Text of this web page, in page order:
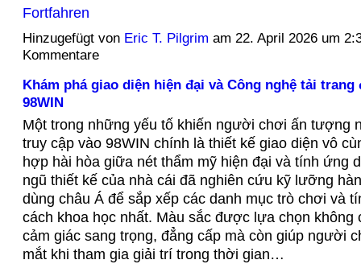
Fortfahren
Hinzugefügt von Eric T. Pilgrim am 22. April 2026 um
Kommentare
Khám phá giao diện hiện đại và Công nghệ tải trang
98WIN
Một trong những yếu tố khiến người chơi ấn tượng
truy cập vào 98WIN chính là thiết kế giao diện vô
hợp hài hòa giữa nét thẩm mỹ hiện đại và tính ứng
ngũ thiết kế của nhà cái đã nghiên cứu kỹ lưỡng
dùng châu Á để sắp xếp các danh mục trò chơi và
cách khoa học nhất. Màu sắc được lựa chọn không
cảm giác sang trọng, đẳng cấp mà còn giúp người
mắt khi tham gia giải trí trong thời gian…